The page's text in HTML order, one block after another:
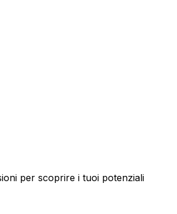
per scoprire i tuoi potenziali